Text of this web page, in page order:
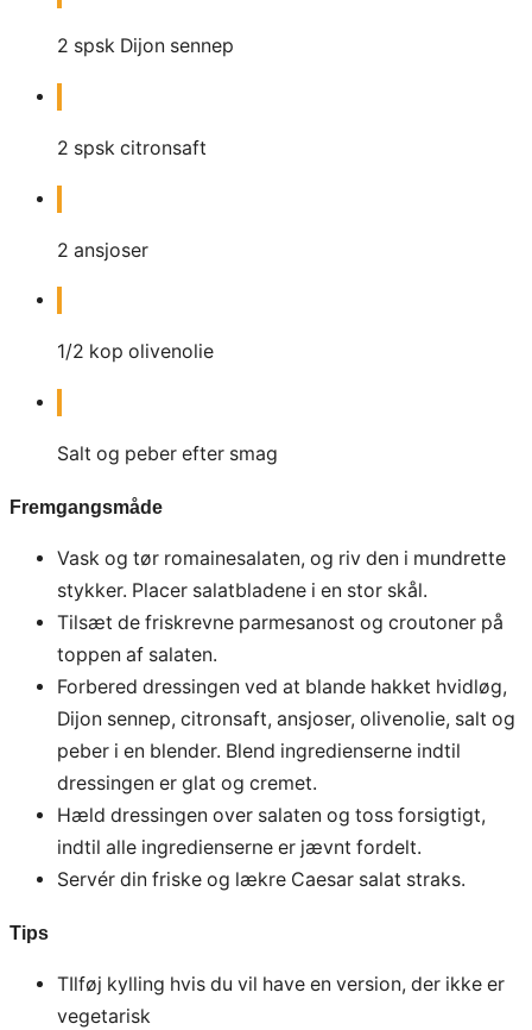
2 spsk Dijon sennep
2 spsk citronsaft
2 ansjoser
1/2 kop olivenolie
Salt og peber efter smag
Fremgangsmåde
Vask og tør romainesalaten, og riv den i mundrette
stykker. Placer salatbladene i en stor skål.
Tilsæt de friskrevne parmesanost og croutoner på
toppen af salaten.
Forbered dressingen ved at blande hakket hvidløg,
Dijon sennep, citronsaft, ansjoser, olivenolie, salt og
peber i en blender. Blend ingredienserne indtil
dressingen er glat og cremet.
Hæld dressingen over salaten og toss forsigtigt,
indtil alle ingredienserne er jævnt fordelt.
Servér din friske og lækre Caesar salat straks.
Tips
TIlføj kylling hvis du vil have en version, der ikke er
vegetarisk